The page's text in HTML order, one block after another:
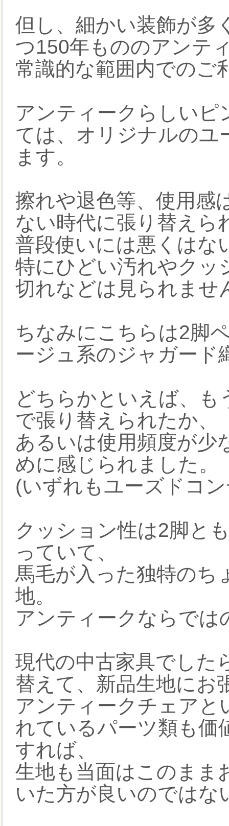
但し、細かい装飾が多
つ150年もののアンテ
常識的な範囲内でのご
アンティークらしいピ
ては、オリジナルのユ
ます。
擦れや退色等、使用感
ない時代に張り替えら
普段使いには悪くはな
特にひどい汚れやクッ
切れなどは見られませ
ちなみにこちらは2脚
ージュ系のジャガード
どちらかといえば、も
で張り替えられたか、
あるいは使用頻度が少
めに感じられました。
(いずれもユーズドコ
クッション性は2脚と
っていて、
馬毛が入った独特のち
地。
アンティークならでは
現代の中古家具でした
替えて、新品生地にお
アンティークチェア
れているパーツ類も価
すれば、
生地も当面はこのまま
いた方が良いのではな